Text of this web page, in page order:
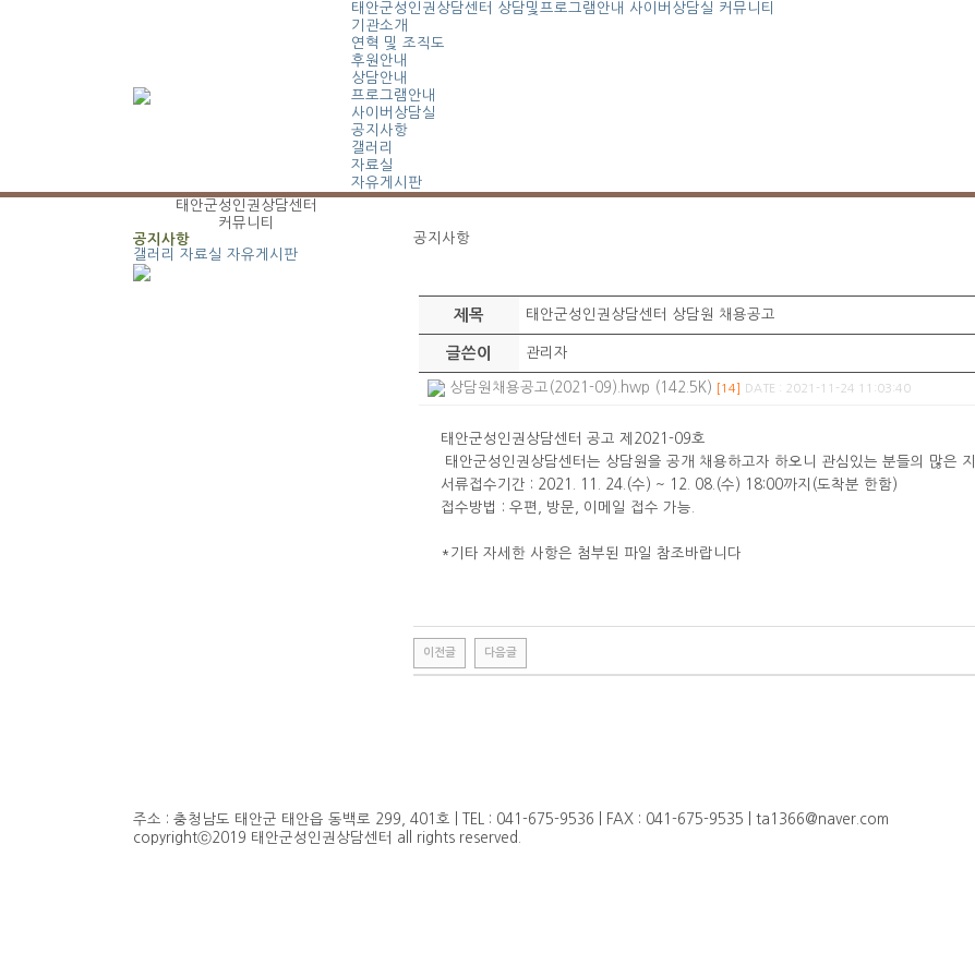
태안군성인권상담센터 상담및프로그램안내 사이버상담실 커뮤니티
기관소개
연혁 및 조직도
후원안내
상담안내
프로그램안내
사이버상담실
공지사항
갤러리
자료실
자유게시판
태안군성인권상담센터
커뮤니티
공지사항
갤러리
자료실 자유게시판
공지사항
제목 태안군성인권상담센터 상담원 채용공고
글쓴이 관리자
상담원채용공고(2021-09).hwp (142.5K) [14] DATE : 2021-11-24 11:03:40
태안군성인권상담센터 공고 제2021-09호
태안군성인권상담센터는 상담원을 공개 채용하고자 하오니 관심있는 분들의 많은
서류접수기간 : 2021. 11. 24.(수) ~ 12. 08.(수) 18:00까지(도착분 한함)
접수방법 : 우편, 방문, 이메일 접수 가능.
*기타 자세한 사항은 첨부된 파일 참조바랍니다
이전글 다음글
구
입
비
주소 : 충청남도 태안군 태안읍 동백로 299, 401호 | TEL : 041-675-9536 | FAX : 041-675-9535 | ta1366@naver.com
copyrightⓒ2019 태안군성인권상담센터 all rights reserved.